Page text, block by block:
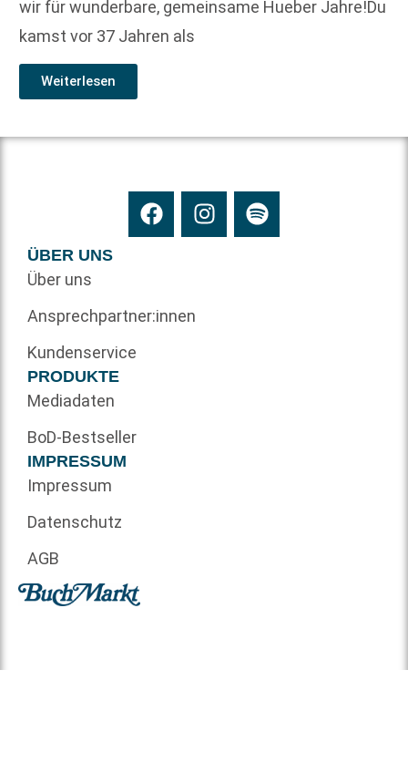
wir für wunderbare, gemeinsame Hueber Jahre!Du
kamst vor 37 Jahren als
Weiterlesen
ÜBER UNS
Über uns
Ansprechpartner:innen
Kundenservice
PRODUKTE
Mediadaten
BoD-Bestseller
IMPRESSUM
Impressum
Datenschutz
AGB